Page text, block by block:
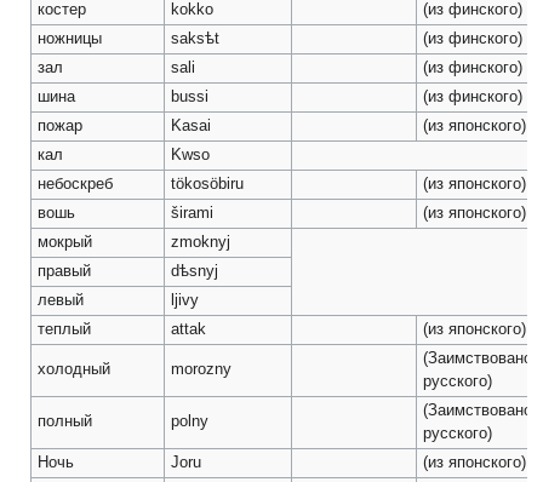
костер
kokko
(из финского)
ножницы
saksѣt
(из финского)
зал
sali
(из финского)
шина
bussi
(из финского)
пожар
Kasai
(из японского)
кал
Kwso
небоскреб
tökosöbiru
(из японского)
вошь
širami
(из японского)
мокрый
zmoknyj
правый
dѣsnyj
левый
ljivy
теплый
attak (из японского)
холодный morozny
(Заимствовано
русского)
полный polny
(Заимствовано
русского)
Ночь
Joru
(из японского)